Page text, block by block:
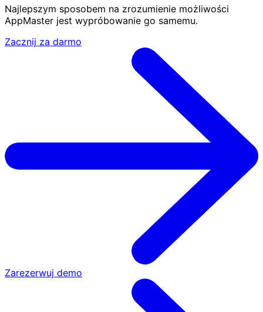
Najlepszym sposobem na zrozumienie możliwości
AppMaster jest wypróbowanie go samemu.
Zacznij za darmo
Zarezerwuj demo